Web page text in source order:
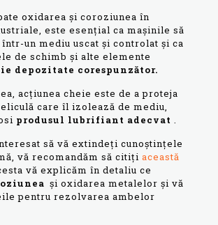
oxidarea și coroziunea în
este esențial ca mașinile să
un mediu uscat și controlat și ca
de schimb și alte elemente
depozitate corespunzător.
acțiunea cheie este de a proteja
care îl izolează de mediu,
produsul lubrifiant adecvat .
să vă extindeți cunoștințele
vă recomandăm să citiți această
vă explicăm în detaliu ce
și oxidarea metalelor și vă
pentru rezolvarea ambelor